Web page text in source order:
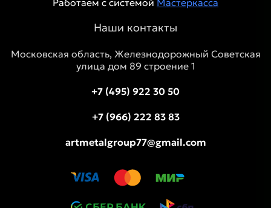
Работаем с системой Мастеркасса
Наши контакты
Московская область, Железнодорожный Советская
улица дом 89 строение 1
+7 (495) 922 30 50
+7 (966) 222 83 83
artmetalgroup77@gmail.com